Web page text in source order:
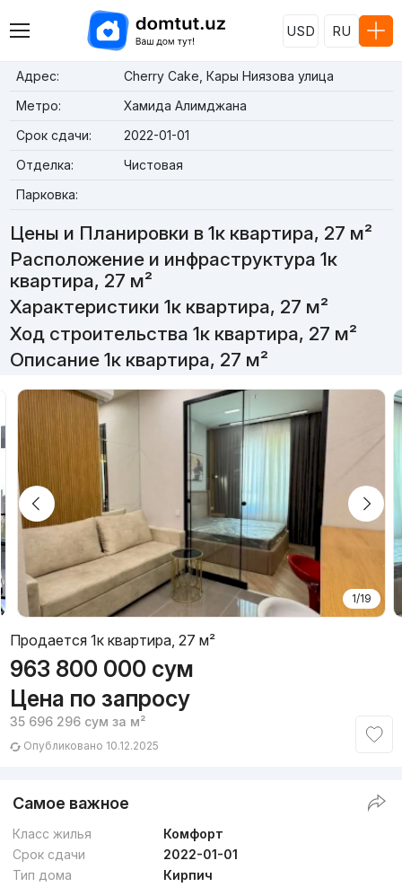
USD RU
Адрес:
Cherry Cake, Кары Ниязова улица
Метро:
Хамида Алимджана
Срок сдачи:
2022-01-01
Отделка:
Чистовая
Парковка:
Цены и Планировки в 1к квартира, 27 м²
Расположение и инфраструктура 1к
квартира, 27 м²
Характеристики 1к квартира, 27 м²
Ход строительства 1к квартира, 27 м²
Описание 1к квартира, 27 м²
1/19
Продается 1к квартира, 27 м²
963 800 000 сум
Цена по запросу
35 696 296 сум за м²
Опубликовано 10.12.2025
Самое важное
Класс жилья
Комфорт
Срок сдачи
2022-01-01
Тип дома
Кирпич